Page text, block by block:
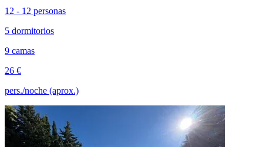
12 - 12 personas
5 dormitorios
9 camas
26 €
pers./noche (aprox.)